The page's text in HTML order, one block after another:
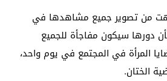
من تصوير جميع مشاهدها في
دورها سيكون مفاجأة للجميع
المرأة في المجتمع في يوم واحد،
الختان.